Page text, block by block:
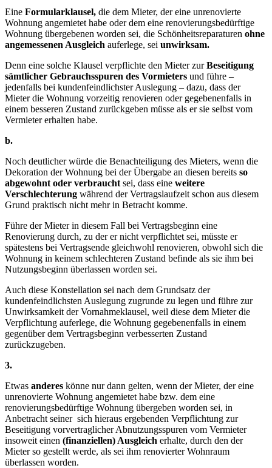
Eine Formularklausel, die dem Mieter, der eine unrenovierte
Wohnung angemietet habe oder dem eine renovierungsbedürftige
Wohnung übergebenen worden sei, die Schönheitsreparaturen ohne
angemessenen Ausgleich auferlege, sei unwirksam.
Denn eine solche Klausel verpflichte den Mieter zurBeseitigung
sämtlicher Gebrauchsspuren des Vormieters und führe –
jedenfalls bei kundenfeindlichster Auslegung – dazu, dass der
Mieter die Wohnung vorzeitig renovieren oder gegebenenfalls in
einem besseren Zustand zurückgeben müsse als er sie selbst vom
Vermieter erhalten habe.
b.
Noch deutlicher würde die Benachteiligung des Mieters, wenn die
Dekoration der Wohnung bei der Übergabe an diesen bereits so
abgewohnt oder verbraucht sei, dass eine weitere
Verschlechterung während der Vertragslaufzeit schon aus diesem
Grund praktisch nicht mehr in Betracht komme.
Führe der Mieter in diesem Fall bei Vertragsbeginn eine
Renovierung durch, zu der er nicht verpflichtet sei, müsste er
spätestens bei Vertragsende gleichwohl renovieren, obwohl sich die
Wohnung in keinem schlechteren Zustand befinde als sie ihm bei
Nutzungsbeginn überlassen worden sei.
Auch diese Konstellation sei nach dem Grundsatz der
kundenfeindlichsten Auslegung zugrunde zu legen und führe zur
Unwirksamkeit der Vornahmeklausel, weil diese dem Mieter die
Verpflichtung auferlege, die Wohnung gegebenenfalls in einem
gegenüber dem Vertragsbeginn verbesserten Zustand
zurückzugeben.
3.
Etwas anderes könne nur dann gelten, wenn der Mieter, der eine
unrenovierte Wohnung angemietet habe bzw. dem eine
renovierungsbedürftige Wohnung übergeben worden sei, in
Anbetracht seiner sich hieraus ergebenden Verpflichtung zur
Beseitigung vorvertraglicher Abnutzungsspuren vom Vermieter
insoweit einen (finanziellen) Ausgleich erhalte, durch den der
Mieter so gestellt werde, als sei ihm renovierter Wohnraum
überlassen worden.